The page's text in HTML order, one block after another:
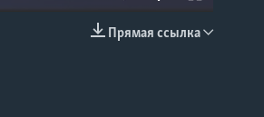
Прямая ссылка